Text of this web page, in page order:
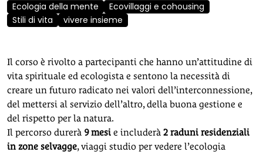
Ecologia della mente
Ecovillaggi e cohousing
Stili di vita
vivere insieme
Il corso è rivolto a partecipanti che hanno un’attitudine di
vita spirituale ed ecologista e sentono la necessità di
creare un futuro radicato nei valori dell’interconnessione,
del mettersi al servizio dell’altro, della buona gestione e
del rispetto per la natura.
Il percorso durerà 9 mesi e includerà 2 raduni residenziali
in zone selvagge, viaggi studio per vedere l’ecologia